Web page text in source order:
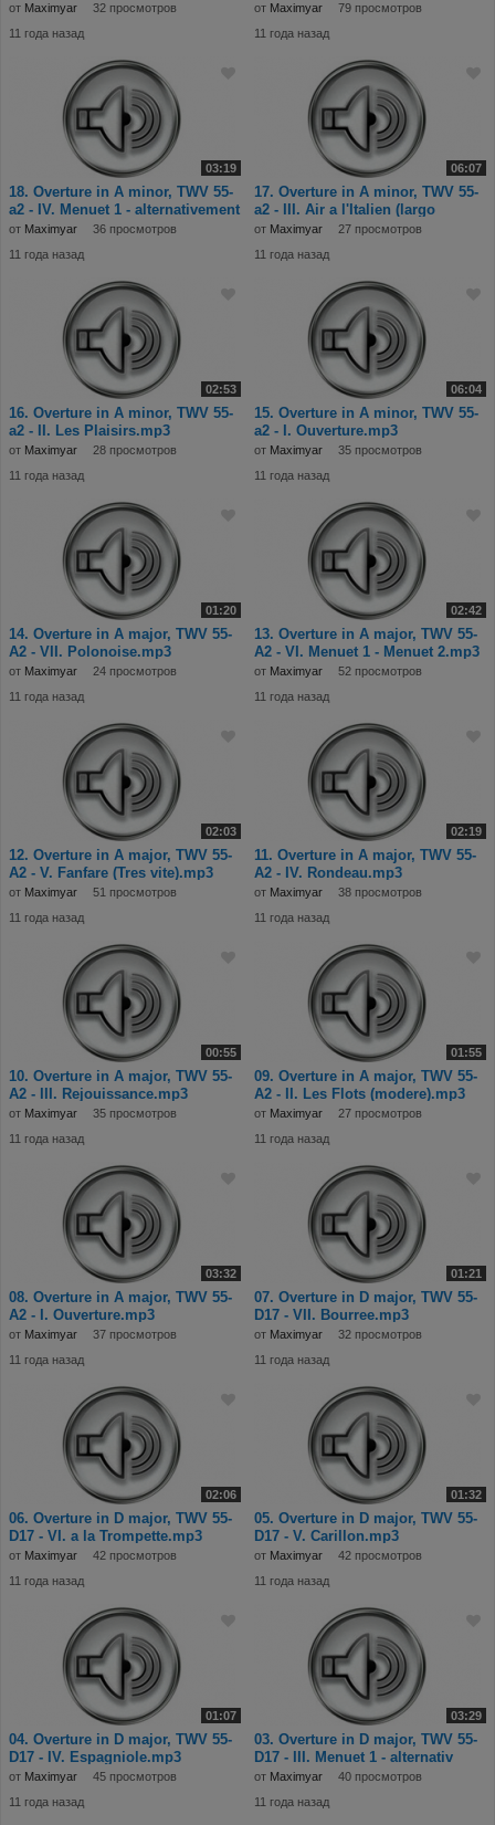
2.mp3
от Maximyar
32 просмотров
11 года назад
от Maximyar
79 просмотров
11 года назад
03:19
18. Overture in A minor, TWV 55-
a2 - IV. Menuet 1 - alternativement
M
от Maximyar
36 просмотров
11 года назад
06:07
17. Overture in A minor, TWV 55-
a2 - III. Air a l'Italien (largo
от Maximyar
27 просмотров
11 года назад
02:53
16. Overture in A minor, TWV 55-
a2 - II. Les Plaisirs.mp3
от Maximyar
28 просмотров
11 года назад
06:04
15. Overture in A minor, TWV 55-
a2 - I. Ouverture.mp3
от Maximyar
35 просмотров
11 года назад
01:20
14. Overture in A major, TWV 55-
A2 - VII. Polonoise.mp3
от Maximyar
24 просмотров
11 года назад
02:42
13. Overture in A major, TWV 55-
A2 - VI. Menuet 1 - Menuet 2.mp3
от Maximyar
52 просмотров
11 года назад
02:03
12. Overture in A major, TWV 55-
A2 - V. Fanfare (Tres vite).mp3
от Maximyar
51 просмотров
11 года назад
02:19
11. Overture in A major, TWV 55-
A2 - IV. Rondeau.mp3
от Maximyar
38 просмотров
11 года назад
00:55
10. Overture in A major, TWV 55-
A2 - III. Rejouissance.mp3
от Maximyar
35 просмотров
11 года назад
01:55
09. Overture in A major, TWV 55-
A2 - II. Les Flots (modere).mp3
от Maximyar
27 просмотров
11 года назад
03:32
08. Overture in A major, TWV 55-
A2 - I. Ouverture.mp3
от Maximyar
37 просмотров
11 года назад
01:21
07. Overture in D major, TWV 55-
D17 - VII. Bourree.mp3
от Maximyar
32 просмотров
11 года назад
02:06
06. Overture in D major, TWV 55-
D17 - VI. a la Trompette.mp3
от Maximyar
42 просмотров
11 года назад
01:32
05. Overture in D major, TWV 55-
D17 - V. Carillon.mp3
от Maximyar
42 просмотров
11 года назад
01:07
04. Overture in D major, TWV 55-
D17 - IV. Espagniole.mp3
от Maximyar
45 просмотров
11 года назад
03:29
03. Overture in D major, TWV 55-
D17 - III. Menuet 1 - alternativ
Menue
от Maximyar
40 просмотров
11 года назад